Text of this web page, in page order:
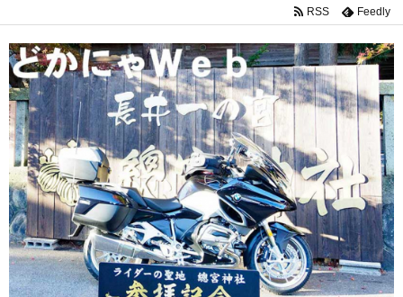
RSS Feedly